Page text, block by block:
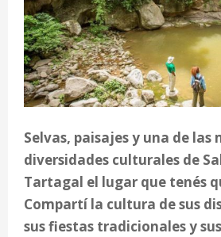
Selvas, paisajes y una de las
diversidades culturales de
Tartagal el lugar que tenés
Compartí la cultura de sus
sus fiestas tradicionales y